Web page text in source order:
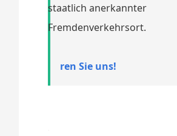
staatlich anerkannter
Fremdenverkehrsort.
ren Sie uns!